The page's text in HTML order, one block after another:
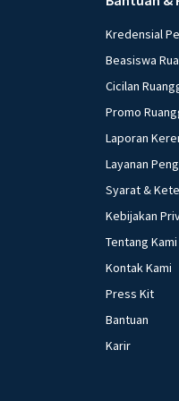
moneter yang
bunga bank b.
masyarakat d.
Akibat yang
kebijakan
tetap b. Output
naik d. Output
bawah ini yang
pengaturan
moneter
Market
Meningkatkan jumlah
dolar mengalami
barang impor
Kredensial
Beasiswa
Cicilan
Promo
Laporan
Layanan
Syarat &
Kebijakan
Tentang Kami
Kontak Kami
Press Kit
Bantuan
Karir